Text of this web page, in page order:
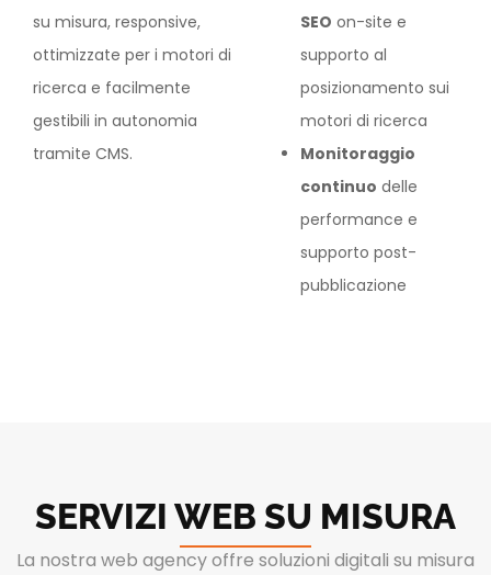
su misura, responsive,
ottimizzate per i motori di
ricerca e facilmente
gestibili in autonomia
tramite CMS.
SEO on-site e
supporto al
posizionamento sui
motori di ricerca
Monitoraggio
continuo delle
performance e
supporto post-
pubblicazione
SERVIZI WEB SU MISURA
La nostra web agency offre soluzioni digitali su misura